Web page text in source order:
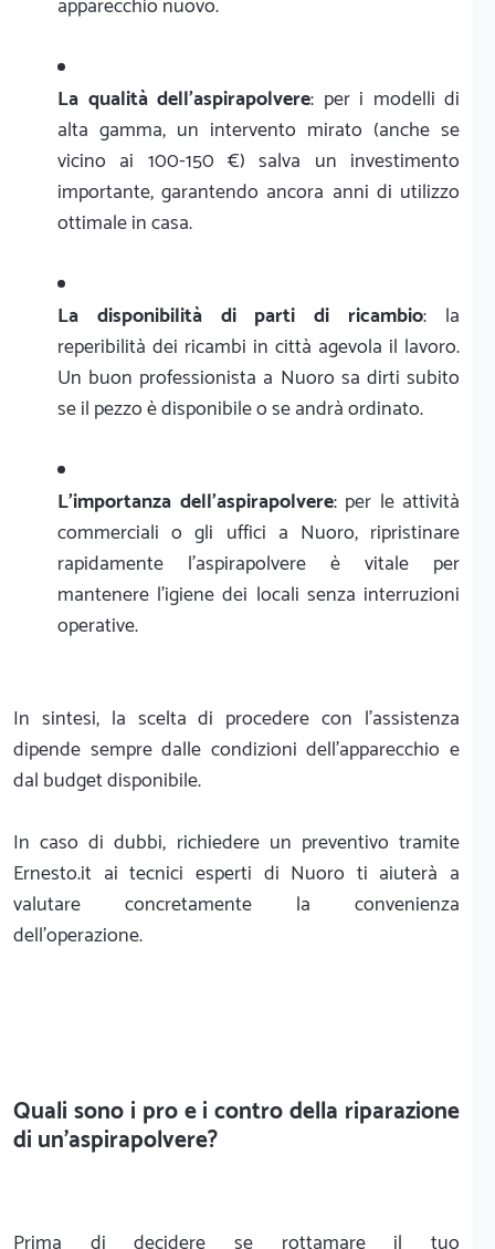
La qualità dell'aspirapolvere: per i modelli di
alta gamma, un intervento mirato (anche se
vicino ai 100-150 €) salva un investimento
importante, garantendo ancora anni di utilizzo
ottimale in casa.
La disponibilità di parti di ricambio: la
reperibilità dei ricambi in città agevola il lavoro.
Un buon professionista a Nuoro sa dirti subito
se il pezzo è disponibile o se andrà ordinato.
L'importanza dell'aspirapolvere: per le attività
commerciali o gli uffici a Nuoro, ripristinare
rapidamente l'aspirapolvere è vitale per
mantenere l'igiene dei locali senza interruzioni
operative.
In sintesi, la scelta di procedere con l'assistenza
dipende sempre dalle condizioni dell'apparecchio e
dal budget disponibile.
In caso di dubbi, richiedere un preventivo tramite
Ernesto.it ai tecnici esperti di Nuoro ti aiuterà a
valutare concretamente la convenienza
dell'operazione.
Quali sono i pro e i contro della riparazione
di un'aspirapolvere?